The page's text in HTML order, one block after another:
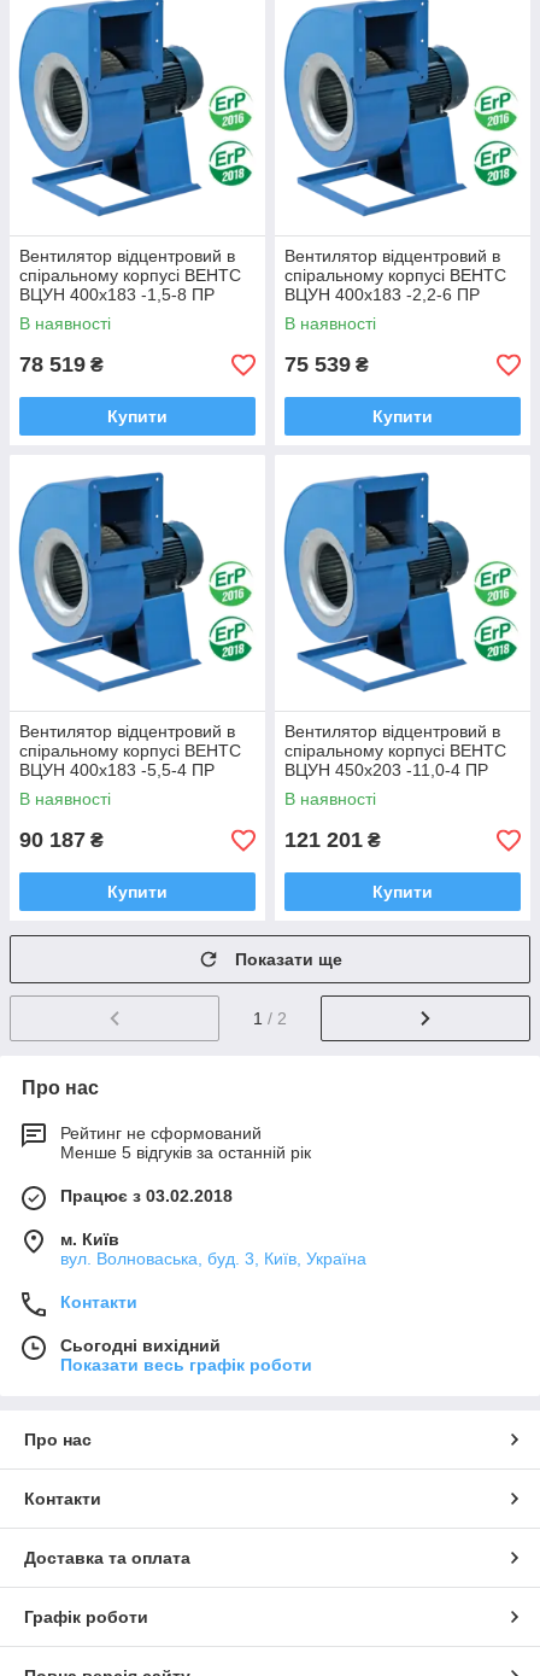
Вентилятор відцентровий в
спіральному корпусі ВЕНТС
ВЦУН 400х183 -1,5-8 ПР
В наявності
78 519 ₴
Купити
Вентилятор відцентровий в
спіральному корпусі ВЕНТС
ВЦУН 400х183 -2,2-6 ПР
В наявності
75 539 ₴
Купити
Вентилятор відцентровий в
спіральному корпусі ВЕНТС
ВЦУН 400х183 -5,5-4 ПР
В наявності
90 187 ₴
Купити
Вентилятор відцентровий в
спіральному корпусі ВЕНТС
ВЦУН 450х203 -11,0-4 ПР
В наявності
121 201 ₴
Купити
Показати ще
1 / 2
Про нас
Рейтинг не сформований
Менше 5 відгуків за останній рік
Працює з 03.02.2018
м. Київ
вул. Волноваська, буд. 3, Київ, Україна
Контакти
Сьогодні вихідний
Показати весь графік роботи
Про нас
Контакти
Доставка та оплата
Графік роботи